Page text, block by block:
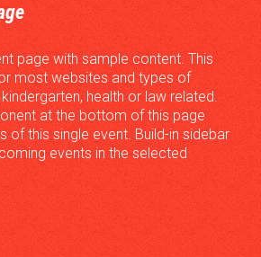
page with sample content. This
most websites and types of
health or law related.
at the bottom of this page
of this single event. Build-in sidebar
events in the selected